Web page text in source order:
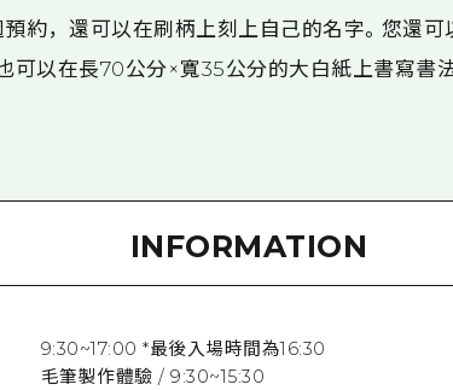
約，還可以在刷柄上刻上自己的名字。您還
可以在長70公分×寬35公分的大白紙上書寫書
INFORMATION
9:30~17:00 *最後入場時間為16:30
毛筆製作體驗 / 9:30~15:30